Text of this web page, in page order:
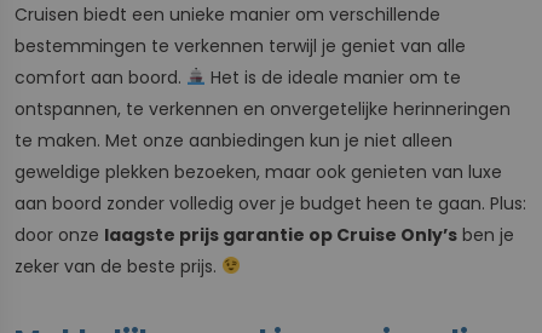
Cruisen biedt een unieke manier om verschillende
bestemmingen te verkennen terwijl je geniet van alle
comfort aan boord.
Het is de ideale manier om te
ontspannen, te verkennen en onvergetelijke herinneringen
te maken. Met onze aanbiedingen kun je niet alleen
geweldige plekken bezoeken, maar ook genieten van luxe
aan boord zonder volledig over je budget heen te gaan. Plus:
door onze laagste prijs garantie op Cruise Only’s ben je
zeker van de beste prijs.